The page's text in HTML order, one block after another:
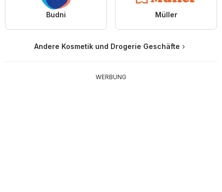
Budni Müller
Andere Kosmetik und Drogerie Geschäfte
WERBUNG